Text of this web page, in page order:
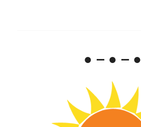
● – ● – ●